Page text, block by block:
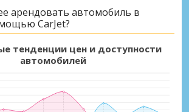
арендовать автомобиль в
CarJet?
тенденции цен и доступности
автомобилей